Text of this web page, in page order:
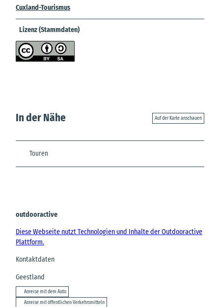
Cuxland-Tourismus
Lizenz (Stammdaten)
In der Nähe Auf der Karte anschauen
Touren
outdooractive
Diese Webseite nutzt Technologien und Inhalte der Outdooractive
Plattform.
Kontaktdaten
Geestland
Anreise mit dem Auto
Anreise mit öffentlichen Verkehrsmitteln